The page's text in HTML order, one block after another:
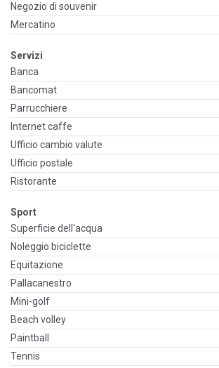
Negozio di souvenir
Mercatino
Servizi
Banca
Bancomat
Parrucchiere
Internet caffe
Ufficio cambio valute
Ufficio postale
Ristorante
Sport
Superficie dell'acqua
Noleggio biciclette
Equitazione
Pallacanestro
Mini-golf
Beach volley
Paintball
Tennis